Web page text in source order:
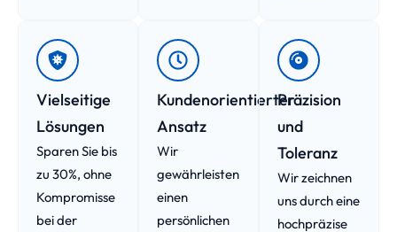
Vielseitige
Lösungen
Sparen Sie bis
zu 30%, ohne
Kompromisse
bei der
Kundenorientierter
Ansatz
Wir
gewährleisten
einen
persönlichen
Präzision
und
Toleranz
Wir zeichnen
uns durch eine
hochpräzise